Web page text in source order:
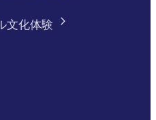
文化体験